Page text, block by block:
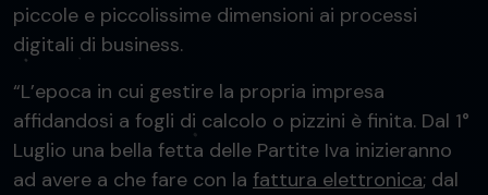
piccole e piccolissime dimensioni ai processi
digitali di business.
“L’epoca in cui gestire la propria impresa
affidandosi a fogli di calcolo o pizzini è finita. Dal 1°
Luglio una bella fetta delle Partite Iva inizieranno
ad avere a che fare con la fattura elettronica; dal